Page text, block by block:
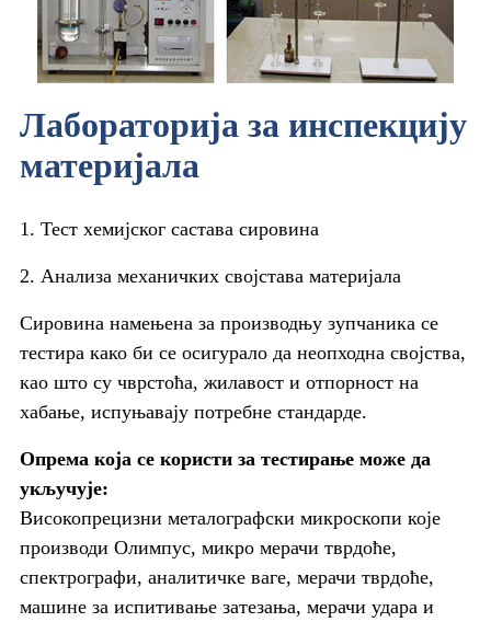
Лабораторија за инспекцију
материјала
1. Тест хемијског састава сировина
2. Анализа механичких својстава материјала
Сировина намењена за производњу зупчаника се
тестира како би се осигурало да неопходна својства,
као што су чврстоћа, жилавост и отпорност на
хабање, испуњавају потребне стандарде.
Опрема која се користи за тестирање може да
укључује:
Високопрецизни металографски микроскопи које
производи Олимпус, микро мерачи тврдоће,
спектрографи, аналитичке ваге, мерачи тврдоће,
машине за испитивање затезања, мерачи удара и